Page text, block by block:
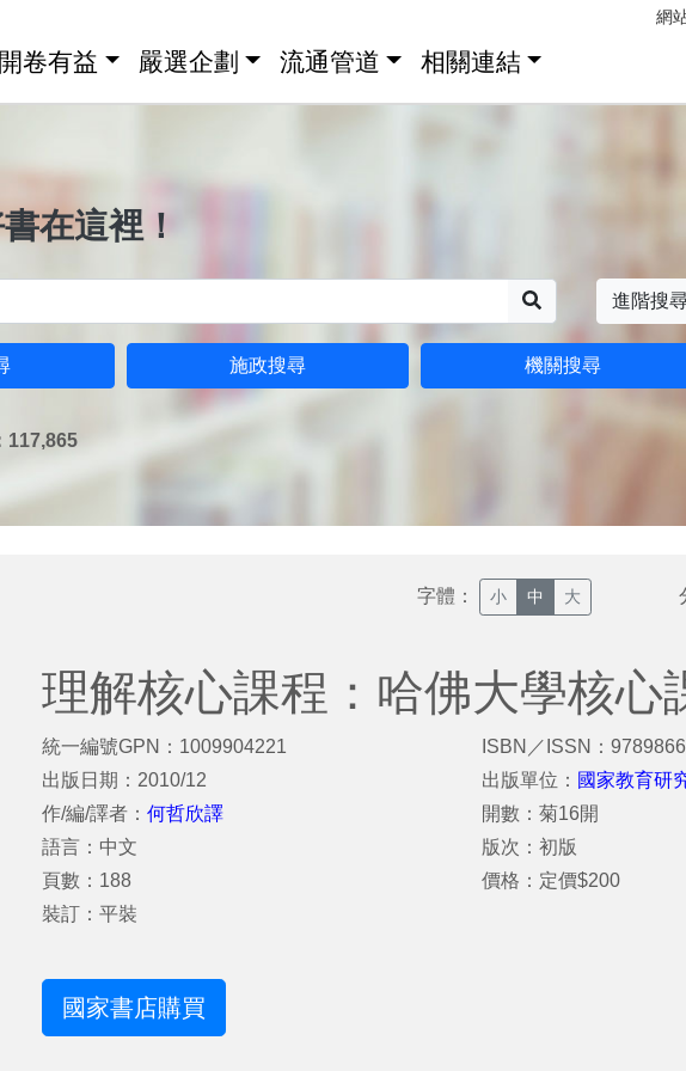
網
卷有益 嚴選企劃 流通管道 相關連結
在這裡！
進階搜
施政搜尋 機關搜尋
117,865
字體： 小 中 大
理解核心課程：哈佛大學核心
統一編號GPN：1009904221
出版日期：2010/12
作/編/譯者： 何哲欣譯
語言：中文
頁數：188
裝訂：平裝
ISBN／ISSN：
出版單位： 國家教育研
開數：菊16開
版次：初版
價格：定價$200
國家書店購買